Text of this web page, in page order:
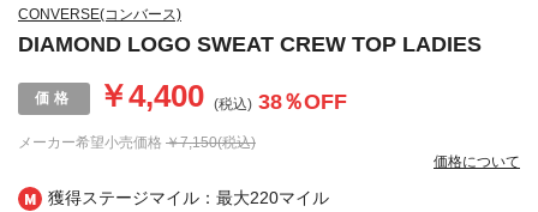
獲得ステージマイル：最大220マイル
CONVERSE(コンバース)
DIAMOND LOGO SWEAT CREW TOP LADIES
メーカー希望小売価格 ￥7,150(税込)
￥4,400 (税込) 38％OFF
価格について